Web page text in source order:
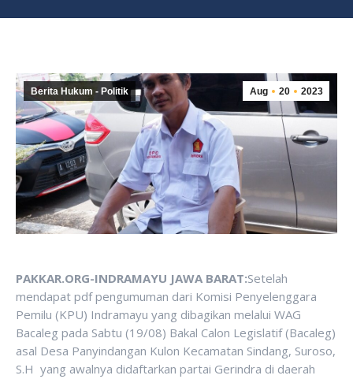
Aug 20 2023
Berita Hukum - Politik
PAKKAR.ORG-INDRAMAYU JAWA BARAT:Setelah
mendapat pdf pengumuman dari Komisi Penyelenggara
Pemilu (KPU) Indramayu yang dibagikan melalui WAG
Bacaleg pada Sabtu (19/08) Bakal Calon Legislatif (Bacaleg)
asal Desa Panyindangan Kulon Kecamatan Sindang, Suroso,
S.H yang awalnya didaftarkan partai Gerindra di daerah